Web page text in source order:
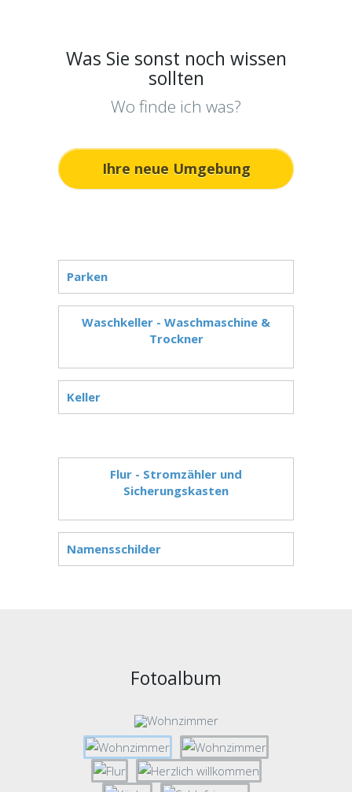
Was Sie sonst noch wissen
sollten
Wo finde ich was?
Ihre neue Umgebung
Parken
Waschkeller - Waschmaschine &
Trockner
Keller
Flur - Stromzähler und
Sicherungskasten
Namensschilder
Fotoalbum